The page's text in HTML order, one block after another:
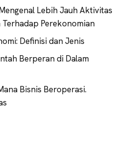
Lebih Jauh Aktivitas
Perekonomian
Definisi dan Jenis
Berperan di Dalam
Bisnis Beroperasi.